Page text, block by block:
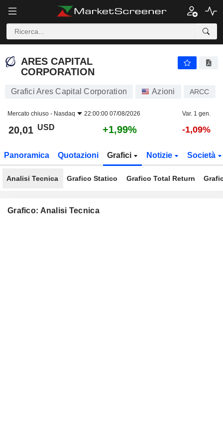
ARES CAPITAL
CORPORATION
Grafici Ares Capital Corporation Azioni ARCC
Mercato chiuso - Nasdaq 22:00:00 07/08/2026 Var. 1 gen.
20,01 USD +1,99% -1,09%
Panoramica Quotazioni Grafici Notizie Società
Analisi Tecnica Grafico Statico Grafico Total Return
Grafico: Analisi Tecnica